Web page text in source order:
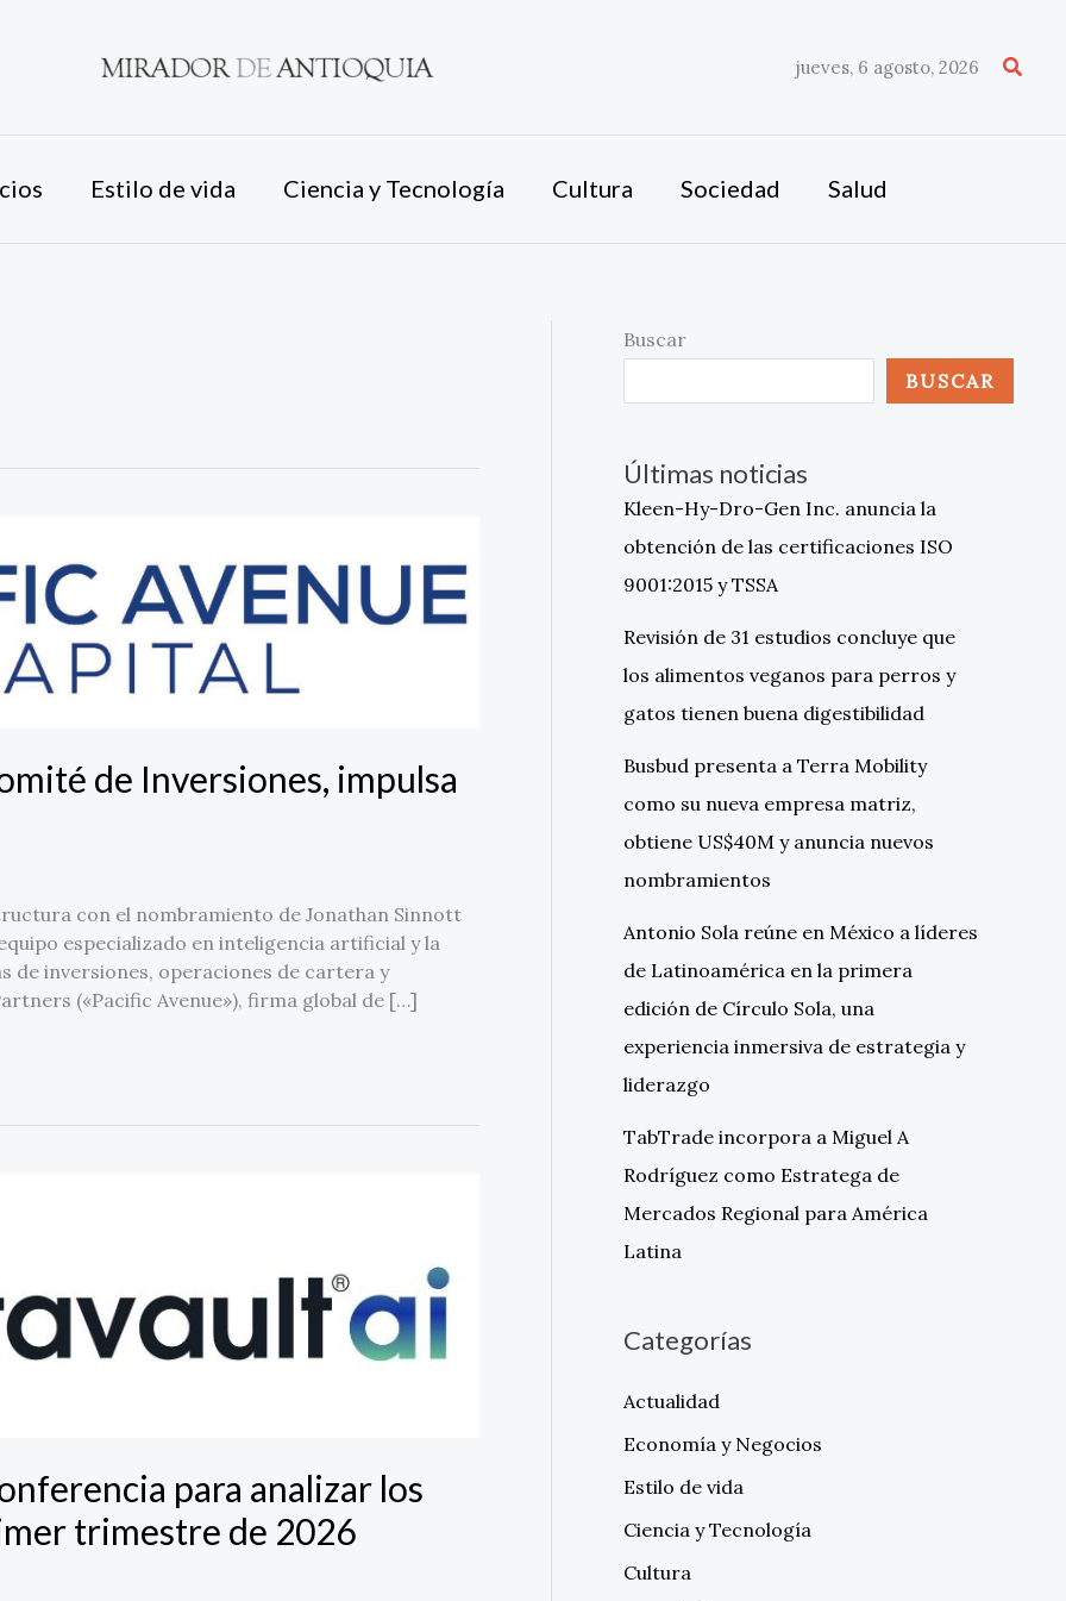
jueves, 6 agosto, 2026
Estilo de vida Ciencia y Tecnología Cultura Sociedad Salud
de Inversiones, impulsa
con el nombramiento de Jonathan Sinnott
especializado en inteligencia artificial y la
de inversiones, operaciones de cartera y
(«Pacific Avenue»), firma global de […]
para analizar los
trimestre de 2026
Buscar
BUSCAR
Últimas noticias
Kleen-Hy-Dro-Gen Inc. anuncia la
obtención de las certificaciones ISO
9001:2015 y TSSA
Revisión de 31 estudios concluye que
los alimentos veganos para perros y
gatos tienen buena digestibilidad
Busbud presenta a Terra Mobility
como su nueva empresa matriz,
obtiene US$40M y anuncia nuevos
nombramientos
Antonio Sola reúne en México a líderes
de Latinoamérica en la primera
edición de Círculo Sola, una
experiencia inmersiva de estrategia y
liderazgo
TabTrade incorpora a Miguel A
Rodríguez como Estratega de
Mercados Regional para América
Latina
Categorías
Actualidad
Economía y Negocios
Estilo de vida
Ciencia y Tecnología
Cultura